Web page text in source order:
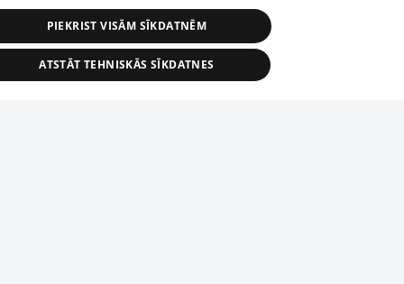
PIEKRIST VISĀM SĪKDATNĒM
ATSTĀT TEHNISKĀS SĪKDATNES